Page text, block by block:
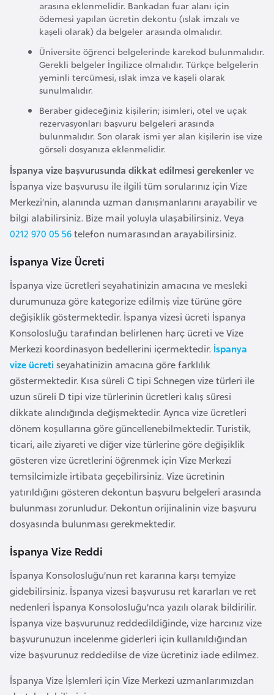
arasına eklenmelidir. Bankadan fuar alanı için
ödemesi yapılan ücretin dekontu (ıslak imzalı ve
kaşeli olarak) da belgeler arasında olmalıdır.
Üniversite öğrenci belgelerinde karekod bulunmalıdır.
Gerekli belgeler İngilizce olmalıdır. Türkçe belgelerin
yeminli tercümesi, ıslak imza ve kaşeli olarak
sunulmalıdır.
Beraber gideceğiniz kişilerin; isimleri, otel ve uçak
rezervasyonları başvuru belgeleri arasında
bulunmalıdır. Son olarak ismi yer alan kişilerin ise vize
görseli dosyanıza eklenmelidir.
İspanya vize başvurusunda dikkat edilmesi gerekenlerve
İspanya vize başvurusu ile ilgili tüm sorularınız için Vize
Merkezi’nin, alanında uzman danışmanlarını arayabilir ve
bilgi alabilirsiniz. Bize mail yoluyla ulaşabilirsiniz. Veya
0212 970 05 56telefon numarasından arayabilirsiniz.
İspanya Vize Ücreti
İspanya vize ücretleri seyahatinizin amacına ve mesleki
durumunuza göre kategorize edilmiş vize türüne göre
değişiklik göstermektedir. İspanya vizesi ücreti İspanya
Konsolosluğu tarafından belirlenen harç ücreti ve Vize
Merkezi koordinasyon bedellerini içermektedir. İspanya
vize ücretiseyahatinizin amacına göre farklılık
göstermektedir. Kısa süreli C tipi Schnegen vize türleri ile
uzun süreli D tipi vize türlerinin ücretleri kalış süresi
dikkate alındığında değişmektedir. Ayrıca vize ücretleri
dönem koşullarına göre güncellenebilmektedir. Turistik,
ticari, aile ziyareti ve diğer vize türlerine göre değişiklik
gösteren vize ücretlerini öğrenmek için Vize Merkezi
temsilcimizle irtibata geçebilirsiniz. Vize ücretinin
yatırıldığını gösteren dekontun başvuru belgeleri arasında
bulunması zorunludur. Dekontun orijinalinin vize başvuru
dosyasında bulunması gerekmektedir.
İspanya Vize Reddi
İspanya Konsolosluğu’nun ret kararına karşı temyize
gidebilirsiniz. İspanya vizesi başvurusu ret kararları ve ret
nedenleri İspanya Konsolosluğu’nca yazılı olarak bildirilir.
İspanya vize başvurunuz reddedildiğinde, vize harcınız vize
başvurunuzun incelenme giderleri için kullanıldığından
vize başvurunuz reddedilse de vize ücretiniz iade edilmez.
İspanya Vize İşlemleri için Vize Merkezi uzmanlarımızdan
r
e
n
a
d
G
ü
n
e
y
K
o
r
e
G
ü
n
e
y
S
d
a
n
G
u
y
a
n